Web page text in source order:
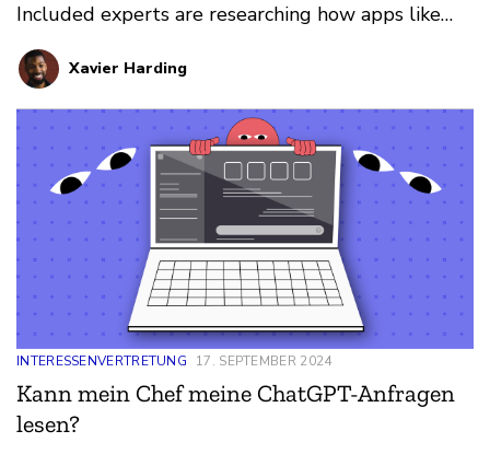
Included experts are researching how apps like
ChatGPT affect your privacy. Here’s what they’ve
found.Xavier Harding
INTERESSENVERTRETUNG 17. SEPTEMBER 2024
Kann mein Chef meine ChatGPT-Anfragen
lesen?